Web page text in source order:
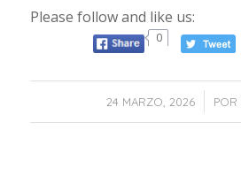
Please follow and like us:
0
24 MARZO, 2026
/ POR